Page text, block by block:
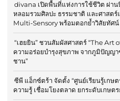
divana เปิดพื้นที่แห่งการใช้ชีวิต ผ่าน
หลอมรวมศิลปะ ธรรมชาติ และศาสต
Multi-Sensory พร้อมตอกย้ำวิสัยทัศ
“เฮยยิน” ชวนสัมผัสศาสตร์ “The Art
ความอร่อยบำรุงสุขภาพ จากภูมิปัญญา
ชาน”
ซีพี แอ็กซ์ตร้า จัดตั้ง “ศูนย์เรียนรู้เกษ
ความรู้ เชื่อมโยงตลาด ยกระดับเกษต